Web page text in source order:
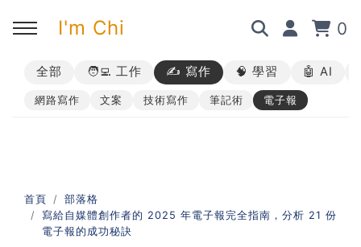
I'm Chi 0
回主選單
➡︎ 所有內容
回主選單
➡︎ 業配合作
回主選單
➡︎ 講座活動
回主選單
AI 職場應用｜ChatGPT 職場
應用入門
全部 🧑‍💻 工作 ✍️ 寫作 🧠 學習 🤖 AI
網路寫作 文案 技術寫作 筆記術 電子報
首頁
部落格
寫給自媒體創作者的 2025 年電子報完全指南，分析 21 份
電子報的成功秘訣